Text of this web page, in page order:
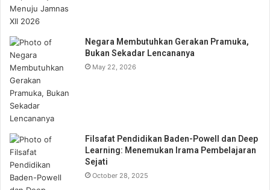
Negara Membutuhkan Gerakan Pramuka,
Bukan Sekadar Lencananya
May 22, 2026
Filsafat Pendidikan Baden-Powell dan Deep
Learning: Menemukan Irama Pembelajaran
Sejati
October 28, 2025